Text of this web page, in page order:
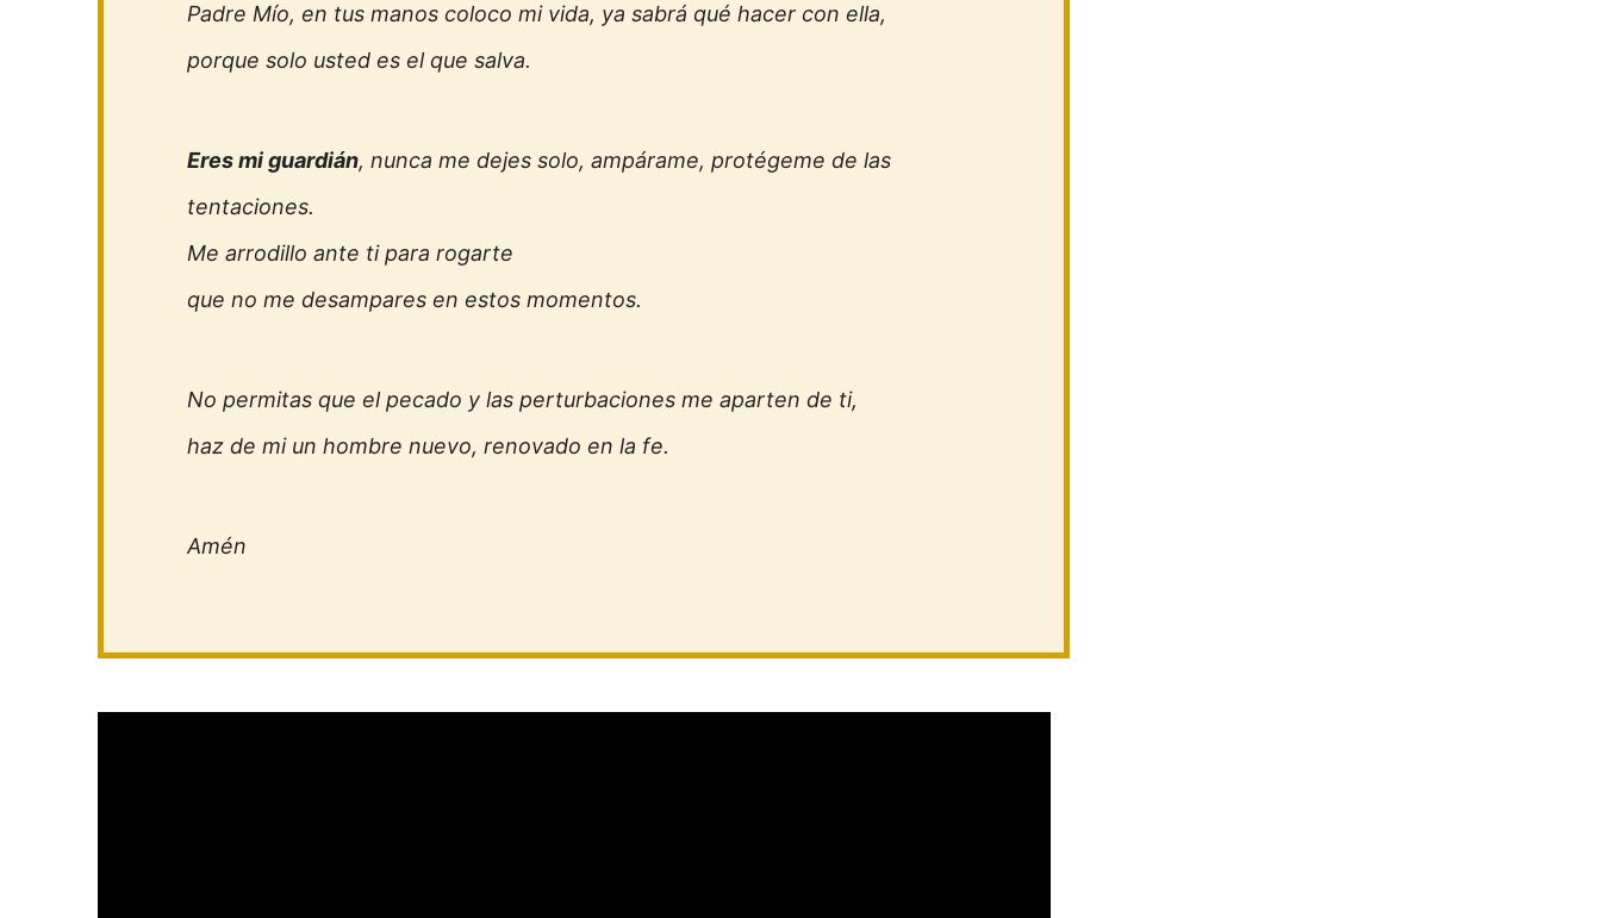
Padre Mío, en tus manos coloco mi vida, ya sabrá qué hacer con ella,
porque solo usted es el que salva.
Eres mi guardián, nunca me dejes solo, ampárame, protégeme de las
tentaciones.
Me arrodillo ante ti para rogarte
que no me desampares en estos momentos.
No permitas que el pecado y las perturbaciones me aparten de ti,
haz de mi un hombre nuevo, renovado en la fe.
Amén